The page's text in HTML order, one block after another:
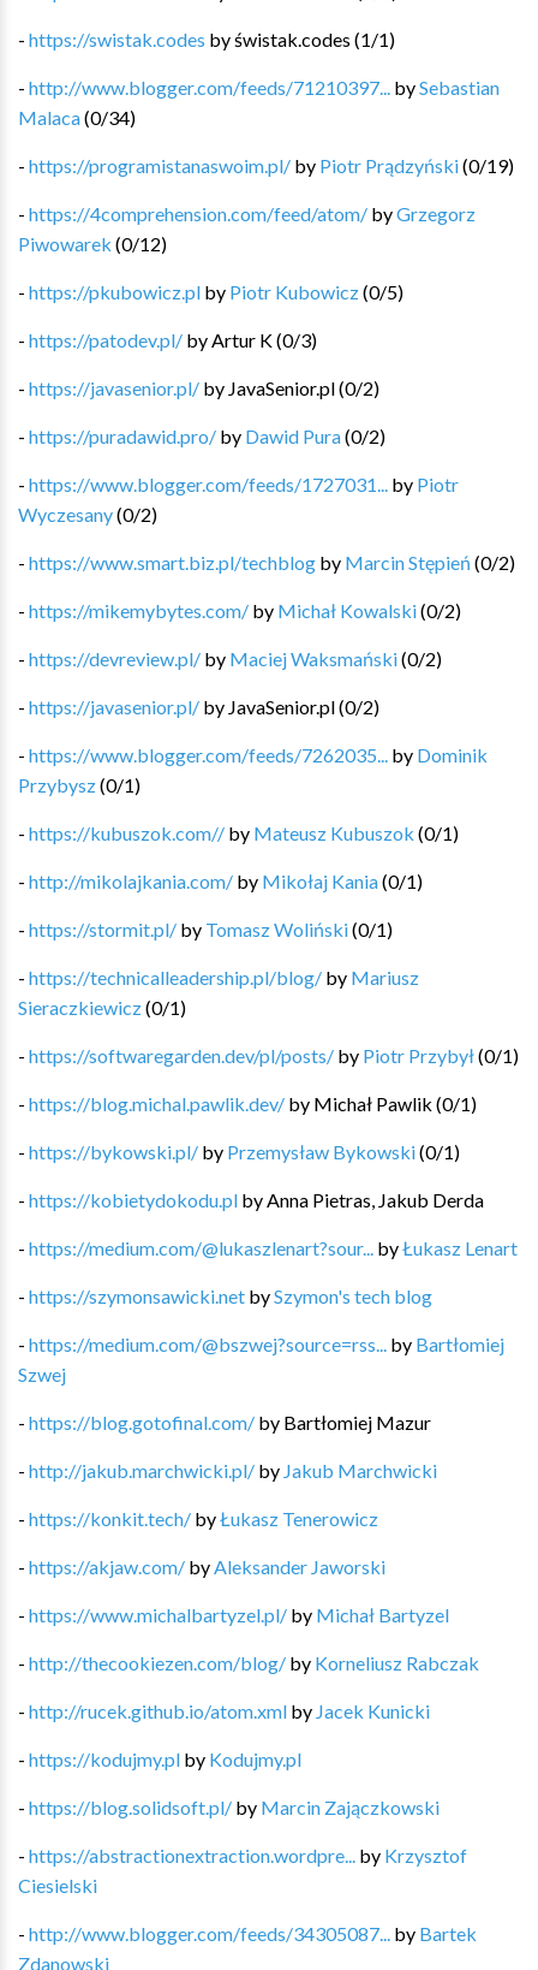
- https://swistak.codes byświstak.codes (1/1)
- http://www.blogger.com/feeds/71210397... bySebastian
Malaca(0/34)
- https://programistanaswoim.pl/ by Piotr Prądzyński(0/19)
- https://4comprehension.com/feed/atom/ byGrzegorz
Piwowarek (0/12)
- https://pkubowicz.pl by Piotr Kubowicz(0/5)
- https://patodev.pl/ by Artur K(0/3)
- https://javasenior.pl/ by JavaSenior.pl(0/2)
- https://puradawid.pro/ by Dawid Pura(0/2)
- https://www.blogger.com/feeds/1727031... by Piotr
Wyczesany(0/2)
- https://www.smart.biz.pl/techblog by Marcin Stępień (0/2)
- https://mikemybytes.com/ by Michał Kowalski(0/2)
- https://devreview.pl/ by Maciej Waksmański(0/2)
- https://javasenior.pl/ by JavaSenior.pl(0/2)
- https://www.blogger.com/feeds/7262035... by Dominik
Przybysz(0/1)
- https://kubuszok.com// by Mateusz Kubuszok (0/1)
- http://mikolajkania.com/ by Mikołaj Kania(0/1)
- https://stormit.pl/ by Tomasz Woliński(0/1)
- https://technicalleadership.pl/blog/ by Mariusz
Sieraczkiewicz(0/1)
- https://softwaregarden.dev/pl/posts/ by Piotr Przybył(0/1)
- https://blog.michal.pawlik.dev/ by Michał Pawlik (0/1)
- https://bykowski.pl/ by Przemysław Bykowski(0/1)
- https://kobietydokodu.pl by Anna Pietras, Jakub Derda
- https://medium.com/@lukaszlenart?sour... byŁukasz Lenart
- https://szymonsawicki.net bySzymon's tech blog
- https://medium.com/@bszwej?source=rss... by Bartłomiej
Szwej
- https://blog.gotofinal.com/ by Bartłomiej Mazur
- http://jakub.marchwicki.pl/ by Jakub Marchwicki
- https://konkit.tech/ byŁukasz Tenerowicz
- https://akjaw.com/ by Aleksander Jaworski
- https://www.michalbartyzel.pl/ by Michał Bartyzel
- http://thecookiezen.com/blog/ by Korneliusz Rabczak
- http://rucek.github.io/atom.xml by Jacek Kunicki
- https://kodujmy.pl by Kodujmy.pl
- https://blog.solidsoft.pl/ by Marcin Zajączkowski
- https://abstractionextraction.wordpre... by Krzysztof
Ciesielski
- http://www.blogger.com/feeds/34305087... by Bartek
Zdanowski